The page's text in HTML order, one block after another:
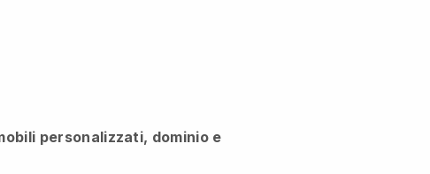
personalizzati, dominio e